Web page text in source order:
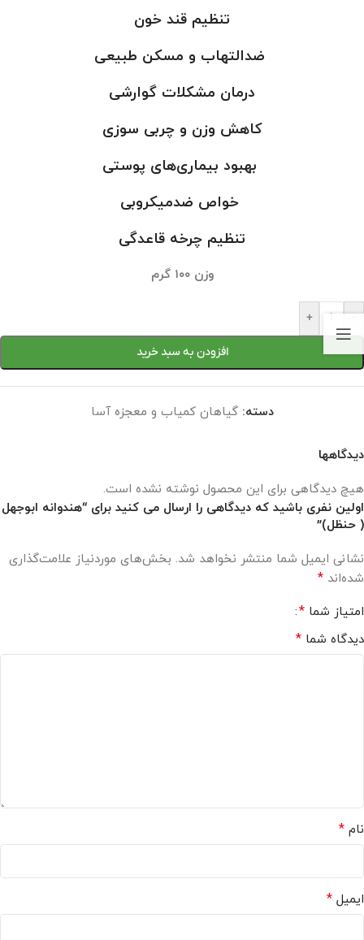
تنظیم قند خون
ضدالتهاب و مسکن طبیعی
درمان مشکلات گوارشی
کاهش وزن و چربی سوزی
بهبود بیماری‌های پوستی
خواص ضدمیکروبی
تنظیم چرخه قاعدگی
وزن ۱۰۰ گرم
-
+
افزودن به سبد خرید
دسته: گیاهان کمیاب و معجزه آسا
دیدگاهها
هیچ دیدگاهی برای این محصول نوشته نشده است.
اولین نفری باشید که دیدگاهی را ارسال می کنید برای “هندوانه ابوجهل
( حنظل)”
نشانی ایمیل شما منتشر نخواهد شد. بخش‌های موردنیاز علامت‌گذاری
شده‌اند *
امتیاز شما *
دیدگاه شما *
نام *
ایمیل *